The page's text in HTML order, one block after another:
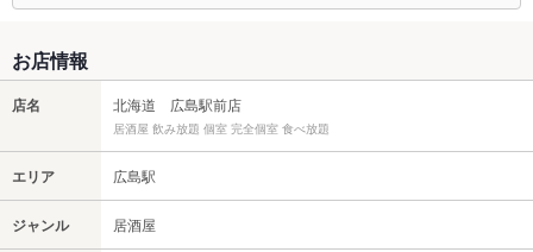
お店情報
店名 北海道 広島駅前店
居酒屋 飲み放題 個室 完全個室 食べ放題
エリア 広島駅
ジャンル 居酒屋